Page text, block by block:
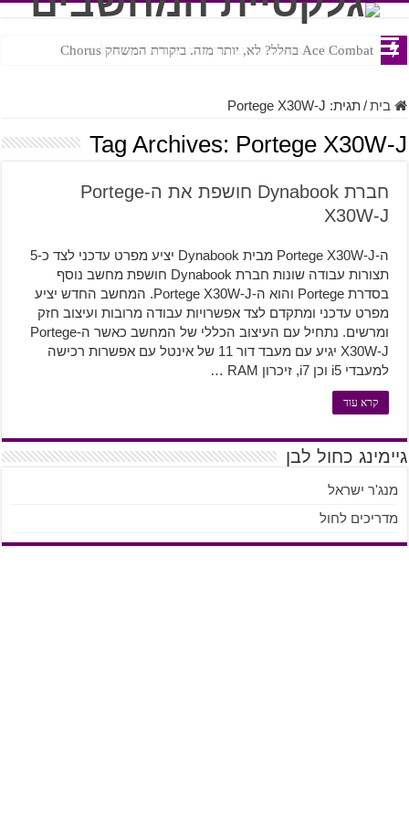
Ace Combat בחלל? לא, יותר מזה. ביקורת המשחק Chorus
Steven Universe והשירים שתורגמו בצורה נוראית לעברית
בית/תגית: Portege X30W-J
Tag Archives: Portege X30W-J
חברת Dynabook חושפת את ה-Portege
X30W-J
ה-Portege X30W-J מבית Dynabook יציע מפרט עדכני לצד כ-5
תצורות עבודה שונות חברת Dynabook חושפת מחשב נוסף
בסדרת Portege והוא ה-Portege X30W-J. המחשב החדש יציע
מפרט עדכני ומתקדם לצד אפשרויות עבודה מרובות ועיצוב חזק
ומרשים. נתחיל עם העיצוב הכללי של המחשב כאשר ה-Portege
X30W-J יגיע עם מעבד דור 11 של אינטל עם אפשרות רכישה
למעבדי i5 וכן i7, זיכרון RAM …
קרא עוד
גיימינג כחול לבן
מנג'ר ישראל
מדריכים לחול